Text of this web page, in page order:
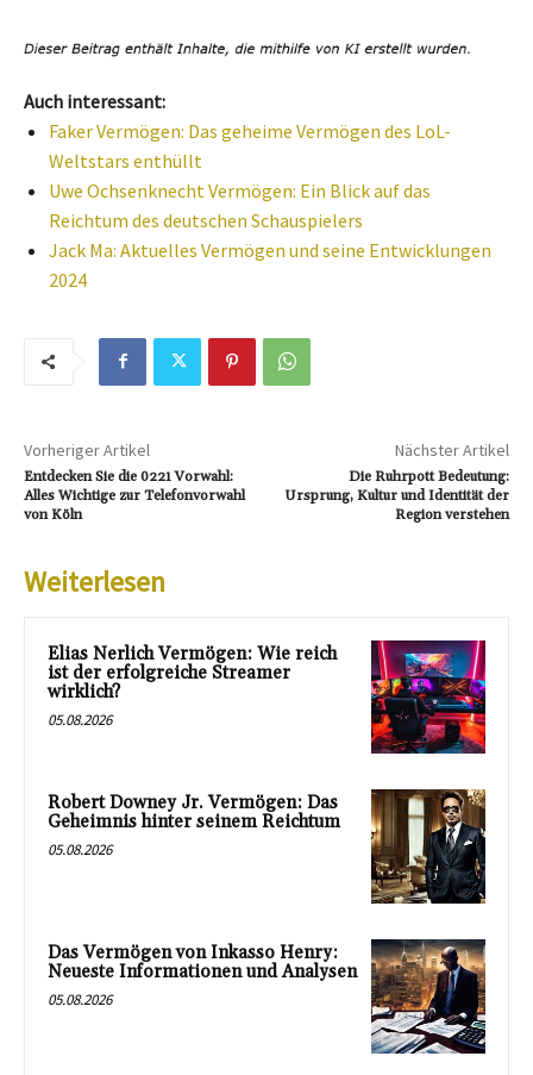
Auch interessant:
Faker Vermögen: Das geheime Vermögen des LoL-
Weltstars enthüllt
Uwe Ochsenknecht Vermögen: Ein Blick auf das
Reichtum des deutschen Schauspielers
Jack Ma: Aktuelles Vermögen und seine Entwicklungen
2024
Vorheriger Artikel
Entdecken Sie die 0221 Vorwahl:
Alles Wichtige zur Telefonvorwahl
von Köln
Nächster Artikel
Die Ruhrpott Bedeutung:
Ursprung, Kultur und Identität der
Region verstehen
Weiterlesen
Elias Nerlich Vermögen: Wie reich
ist der erfolgreiche Streamer
wirklich?
05.08.2026
Robert Downey Jr. Vermögen: Das
Geheimnis hinter seinem Reichtum
05.08.2026
Das Vermögen von Inkasso Henry:
Neueste Informationen und Analysen
05.08.2026